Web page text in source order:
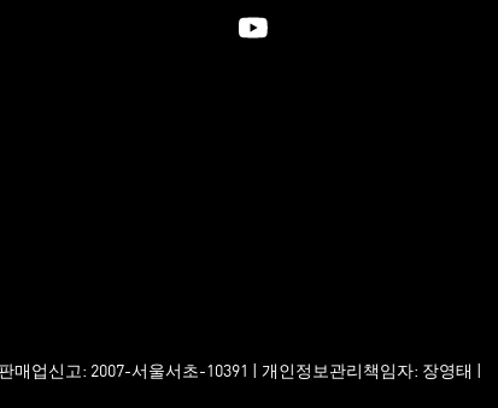
업신고: 2007-서울서초-10391 | 개인정보관리책임자: 장영태 |